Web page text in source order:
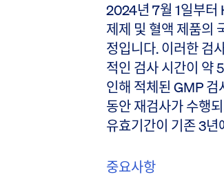
2024년 7월 1일부
제제 및 혈액 제품의
정입니다. 이러한 검
적인 검사 시간이 약
인해 적체된 GMP 검
동안 재검사가 수행
유효기간이 기존 3
중요사항